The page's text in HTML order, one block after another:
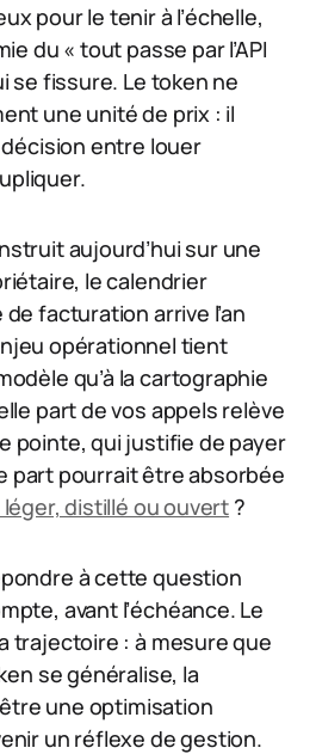
pour le tenir à l’échelle,
du « tout passe par l’API
se fissure. Le token ne
une unité de prix : il
entre louer
aujourd’hui sur une
le calendrier
facturation arrive l’an
opérationnel tient
qu’à la cartographie
part de vos appels relève
pointe, qui justifie de payer
part pourrait être absorbée
distillé ou ouvert ?
à cette question
avant l’échéance. Le
trajectoire : à mesure que
se généralise, la
une optimisation
un réflexe de gestion.